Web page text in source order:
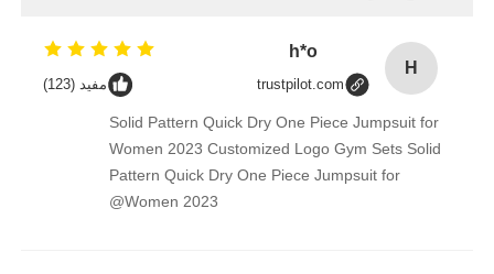
آلة صب CCM
H
h*o
trustpilot.com مفيد (123)
Solid Pattern Quick Dry One Piece Jumpsuit for
Women 2023 Customized Logo Gym Sets Solid
Pattern Quick Dry One Piece Jumpsuit for
Women 2023@